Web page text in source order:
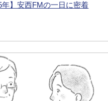
年】安西FMの一日に密着